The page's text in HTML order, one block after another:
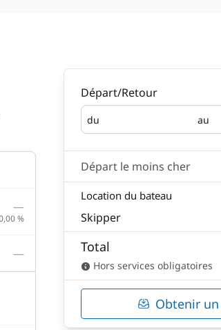
—
%
—
Départ/Retour
du
Départ au
Retour
Départ le moins cher
Location du bateau
Skipper
Total
Hors services obligatoires
Obtenir